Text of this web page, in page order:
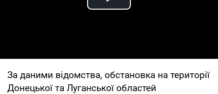
Play Video
За даними відомства, обстановка на території
Донецької та Луганської областей